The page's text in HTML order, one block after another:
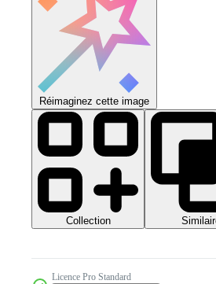
Réimaginez cette image
Collection
Licence Pro Standard